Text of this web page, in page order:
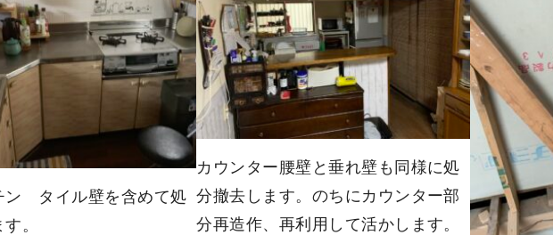
ン タイル壁を含めて処
。
カウンター腰壁と垂れ壁も同様に処
分撤去します。のちにカウンター部
分再造作、再利用して活かします。